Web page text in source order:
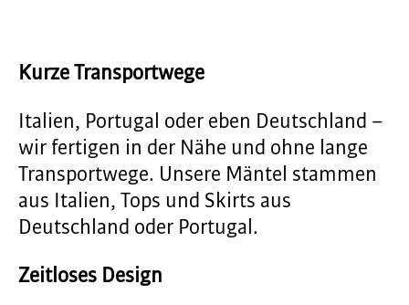
Kurze Transportwege
Italien, Portugal oder eben Deutschland –
wir fertigen in der Nähe und ohne lange
Transportwege. Unsere Mäntel stammen
aus Italien, Tops und Skirts aus
Deutschland oder Portugal.
Zeitloses Design